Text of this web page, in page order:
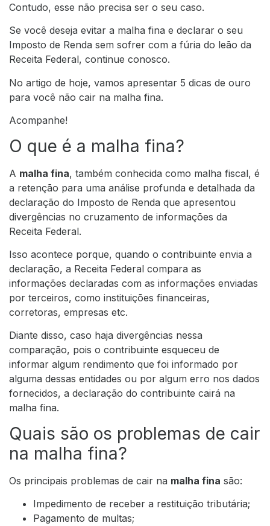
Contudo, esse não precisa ser o seu caso.
Se você deseja evitar a malha fina e declarar o seu
Imposto de Renda sem sofrer com a fúria do leão da
Receita Federal, continue conosco.
No artigo de hoje, vamos apresentar 5 dicas de ouro
para você não cair na malha fina.
Acompanhe!
O que é a malha fina?
A malha fina, também conhecida como malha fiscal, é
a retenção para uma análise profunda e detalhada da
declaração do Imposto de Renda que apresentou
divergências no cruzamento de informações da
Receita Federal.
Isso acontece porque, quando o contribuinte envia a
declaração, a Receita Federal compara as
informações declaradas com as informações enviadas
por terceiros, como instituições financeiras,
corretoras, empresas etc.
Diante disso, caso haja divergências nessa
comparação, pois o contribuinte esqueceu de
informar algum rendimento que foi informado por
alguma dessas entidades ou por algum erro nos dados
fornecidos, a declaração do contribuinte cairá na
malha fina.
Quais são os problemas de cair
na malha fina?
Os principais problemas de cair na malha fina são:
Impedimento de receber a restituição tributária;
Pagamento de multas;